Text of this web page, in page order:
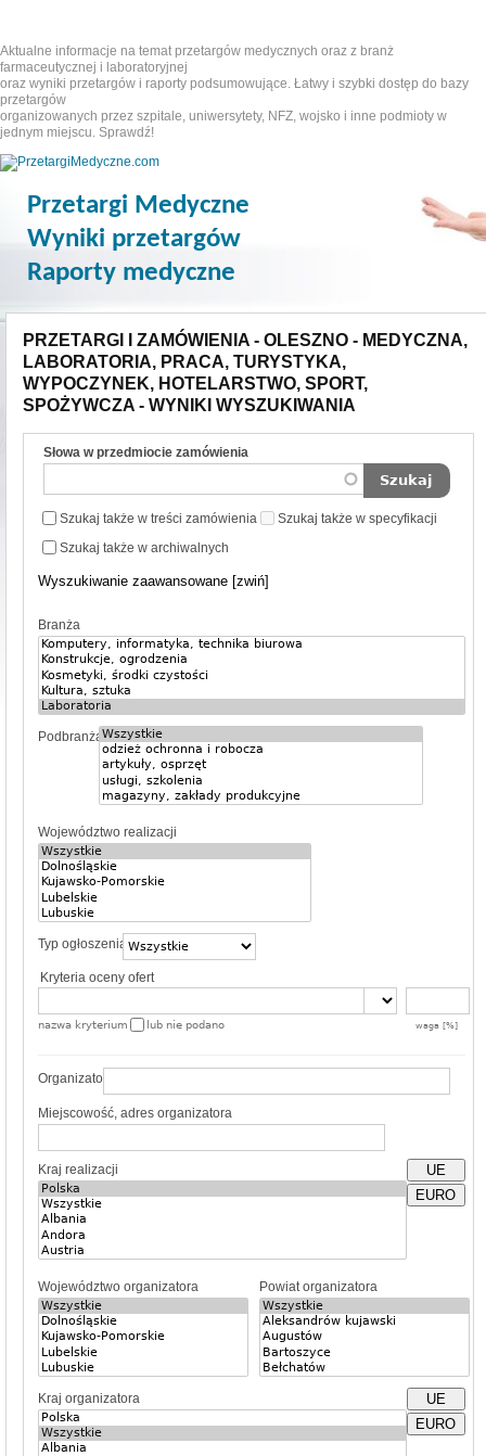
Aktualne informacje na temat przetargów medycznych oraz z branż
farmaceutycznej i laboratoryjnej
oraz wyniki przetargów i raporty podsumowujące. Łatwy i szybki dostęp do bazy
przetargów
organizowanych przez szpitale, uniwersytety, NFZ, wojsko i inne podmioty w
jednym miejscu. Sprawdź!
Przetargi Medyczne
Wyniki przetargów
Raporty medyczne
PRZETARGI I ZAMÓWIENIA - OLESZNO - MEDYCZNA,
LABORATORIA, PRACA, TURYSTYKA,
WYPOCZYNEK, HOTELARSTWO, SPORT,
SPOŻYWCZA - WYNIKI WYSZUKIWANIA
Słowa w przedmiocie zamówienia
Szukaj także w treści zamówienia
Szukaj także w specyfikacji
Szukaj także w archiwalnych
Wyszukiwanie zaawansowane [zwiń]
Branża
Podbranża
Województwo realizacji
Typ ogłoszenia
Kryteria oceny ofert
nazwa kryterium waga [%]
lub nie podano
Organizator
Miejscowość, adres organizatora
Kraj realizacji
UE
EURO
Województwo organizatora Powiat organizatora
Kraj organizatora
UE
EURO